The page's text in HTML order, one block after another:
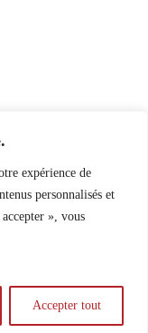
expérience de
personnalisés et
», vous
Accepter tout